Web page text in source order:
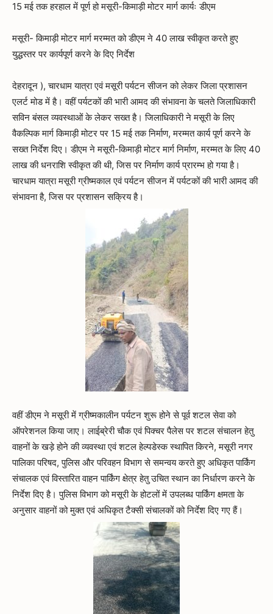
15 मई तक हरहाल में पूर्ण हो मसूरी-किमाड़ी मोटर मार्ग कार्यः डीएम
मसूरी- किमाड़ी मोटर मार्ग मरम्मत को डीएम ने 40 लाख स्वीकृत करते हुए
युद्धस्तर पर कार्यपूर्ण करने के दिए निर्देश
देहरादून ), चारधाम यात्रा एवं मसूरी पर्यटन सीजन को लेकर जिला प्रशासन
एलर्ट मोड में है। वहीं पर्यटकों की भारी आमद की संभावना के चलते जिलाधिकारी
सविन बंसल व्यवस्थाओं के लेकर सख्त है। जिलाधिकारी ने मसूरी के लिए
वैकल्पिक मार्ग किमाड़ी मोटर पर 15 मई तक निर्माण, मरम्मत कार्य पूर्ण करने के
सख्त निर्देश दिए। डीएम ने मसूरी-किमाड़ी मोटर मार्ग निर्माण, मरम्मत के लिए 40
लाख की धनराशि स्वीकृत की थी, जिस पर निर्माण कार्य प्रारम्भ हो गया है।
चारधाम यात्रा मसूरी ग्रीष्मकाल एवं पर्यटन सीजन में पर्यटकों की भारी आमद की
संभावना है, जिस पर प्रशासन सक्रिय है।
वहीं डीएम ने मसूरी में ग्रीष्मकालीन पर्यटन शुरू होने से पूर्व शटल सेवा को
ऑपरेशनल किया जाए। लाईब्रेरी चौक एवं पिक्चर पैलेस पर शटल संचालन हेतु
वाहनों के खड़े होने की व्यवस्था एवं शटल हेल्पडेस्क स्थापित किरने, मसूरी नगर
पालिका परिषद, पुलिस और परिवहन विभाग से समन्वय करते हुए अधिकृत पार्किंग
संचालक एवं विस्तारित वाहन पार्किंग क्षेत्र हेतु उचित स्थान का निर्धारण करने के
निर्देश दिए है। पुलिस विभाग को मसूरी के होटलों में उपलब्ध पार्किंग क्षमता के
अनुसार वाहनों को मुक्त एवं अधिकृत टैक्सी संचालकों को निर्देश दिए गए हैं।